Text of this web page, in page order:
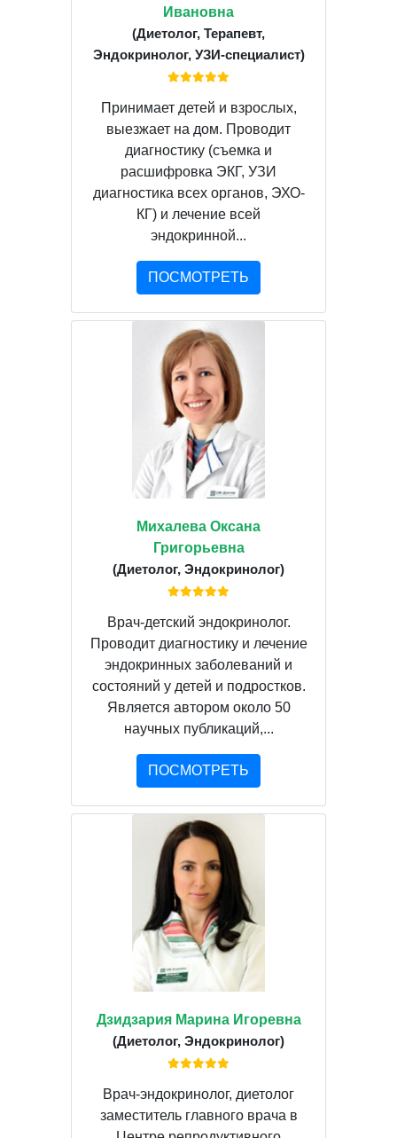
Ивановна
(Диетолог, Терапевт,
Эндокринолог, УЗИ-специалист)
Принимает детей и взрослых,
выезжает на дом. Проводит
диагностику (съемка и
расшифровка ЭКГ, УЗИ
диагностика всех органов, ЭХО-
КГ) и лечение всей
эндокринной...
ПОСМОТРЕТЬ
Михалева Оксана
Григорьевна
(Диетолог, Эндокринолог)
Врач-детский эндокринолог.
Проводит диагностику и лечение
эндокринных заболеваний и
состояний у детей и подростков.
Является автором около 50
научных публикаций,...
ПОСМОТРЕТЬ
Дзидзария Марина Игоревна
(Диетолог, Эндокринолог)
Врач-эндокринолог, диетолог
заместитель главного врача в